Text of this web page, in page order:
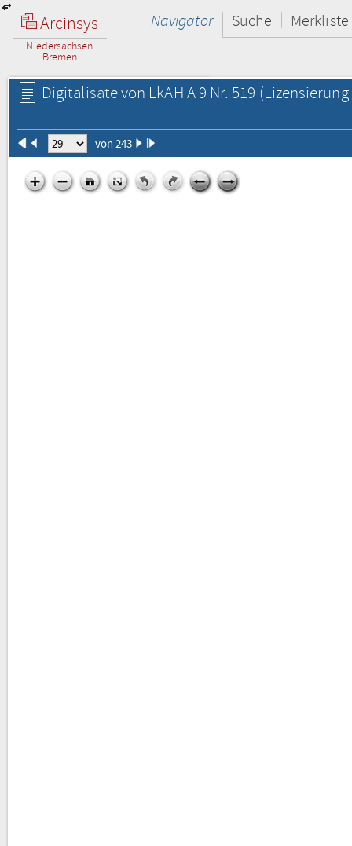
Arcinsys
Niedersachsen
Bremen
Navigator Suche Merkliste
Digitalisate von LkAH A 9 Nr. 519
von 243